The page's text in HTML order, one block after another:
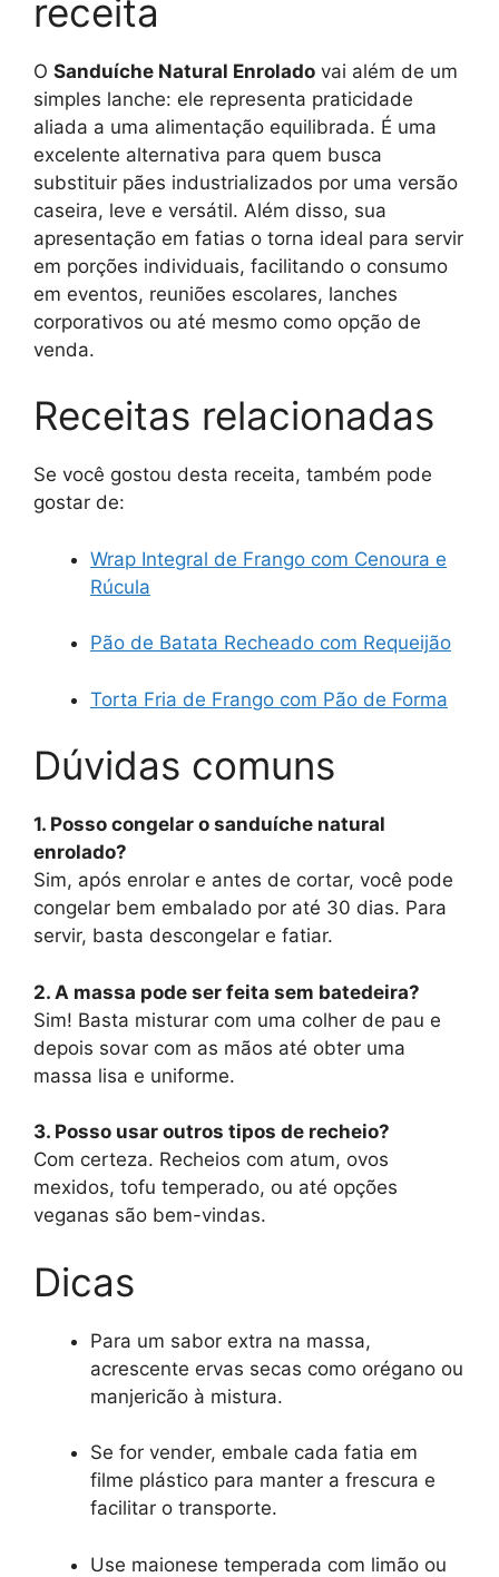
receita
O Sanduíche Natural Enrolado vai além de um
simples lanche: ele representa praticidade
aliada a uma alimentação equilibrada. É uma
excelente alternativa para quem busca
substituir pães industrializados por uma versão
caseira, leve e versátil. Além disso, sua
apresentação em fatias o torna ideal para servir
em porções individuais, facilitando o consumo
em eventos, reuniões escolares, lanches
corporativos ou até mesmo como opção de
venda.
Receitas relacionadas
Se você gostou desta receita, também pode
gostar de:
Wrap Integral de Frango com Cenoura e
Rúcula
Pão de Batata Recheado com Requeijão
Torta Fria de Frango com Pão de Forma
Dúvidas comuns
1. Posso congelar o sanduíche natural
enrolado?
Sim, após enrolar e antes de cortar, você pode
congelar bem embalado por até 30 dias. Para
servir, basta descongelar e fatiar.
2. A massa pode ser feita sem batedeira?
Sim! Basta misturar com uma colher de pau e
depois sovar com as mãos até obter uma
massa lisa e uniforme.
3. Posso usar outros tipos de recheio?
Com certeza. Recheios com atum, ovos
mexidos, tofu temperado, ou até opções
veganas são bem-vindas.
Dicas
Para um sabor extra na massa,
acrescente ervas secas como orégano ou
manjericão à mistura.
Se for vender, embale cada fatia em
filme plástico para manter a frescura e
facilitar o transporte.
Use maionese temperada com limão ou